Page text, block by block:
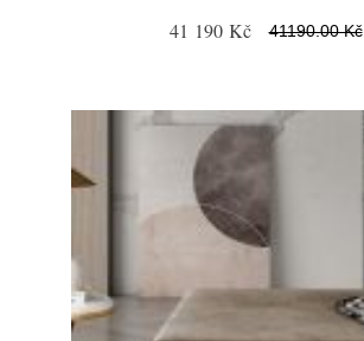
41 190 Kč 41190.00 Kč